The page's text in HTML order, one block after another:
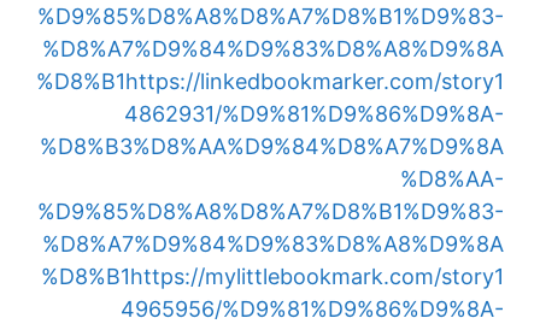
%D9%85%D8%A8%D8%A7%D8%B1%D9%83-
%D8%A7%D9%84%D9%83%D8%A8%D9%8A
%D8%B1https://linkedbookmarker.com/story1
4862931/%D9%81%D9%86%D9%8A-
%D8%B3%D8%AA%D9%84%D8%A7%D9%8A
%D8%AA-
%D9%85%D8%A8%D8%A7%D8%B1%D9%83-
%D8%A7%D9%84%D9%83%D8%A8%D9%8A
%D8%B1https://mylittlebookmark.com/story1
4965956/%D9%81%D9%86%D9%8A-